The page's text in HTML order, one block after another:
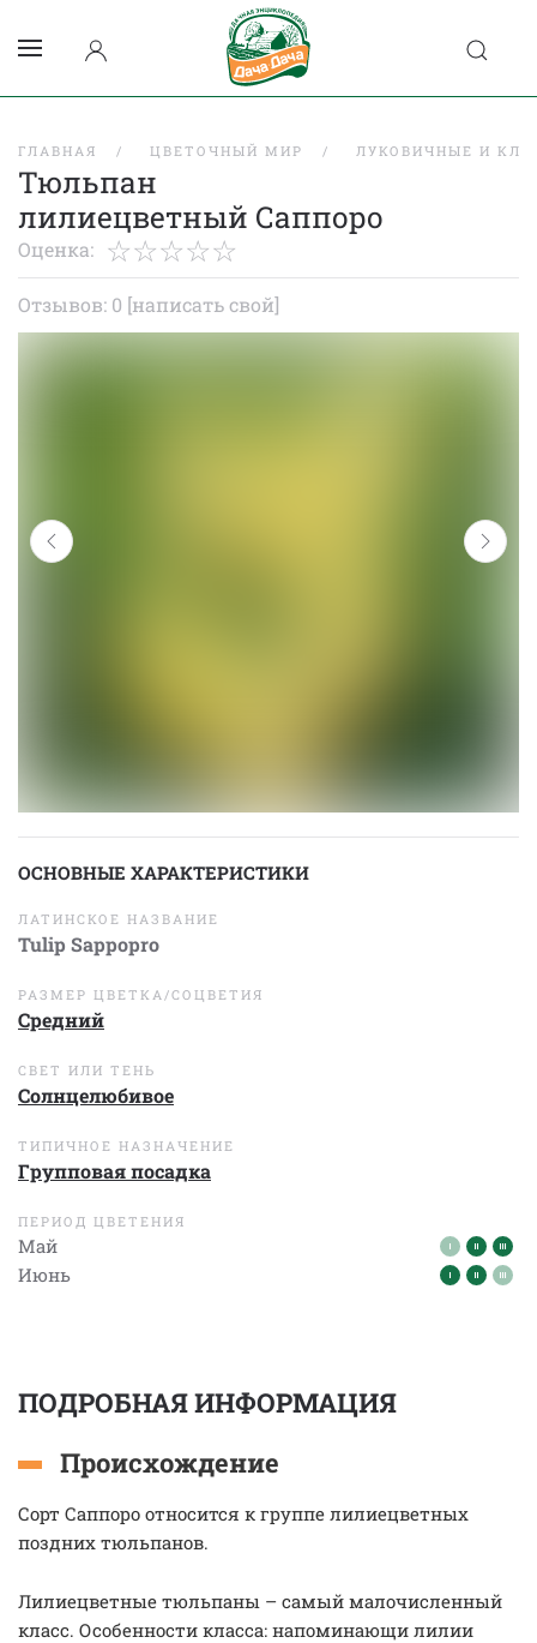
ГЛАВНАЯ ЦВЕТОЧНЫЙ МИР ЛУКОВИЧНЫЕ И
Тюльпан
лилиецветный Саппоро
Оценка:
Отзывов: 0 [написать свой]
ОСНОВНЫЕ ХАРАКТЕРИСТИКИ
ЛАТИНСКОЕ НАЗВАНИЕ
Tulip Sappopro
РАЗМЕР ЦВЕТКА/СОЦВЕТИЯ
Средний
СВЕТ ИЛИ ТЕНЬ
Солнцелюбивое
ТИПИЧНОЕ НАЗНАЧЕНИЕ
Групповая посадка
ПЕРИОД ЦВЕТЕНИЯ
Май
Июнь
ПОДРОБНАЯ ИНФОРМАЦИЯ
Происхождение
Сорт Саппоро относится к группе лилиецветных
поздних тюльпанов.
Лилиецветные тюльпаны – самый малочисленный
класс. Особенности класса: напоминающи лилии